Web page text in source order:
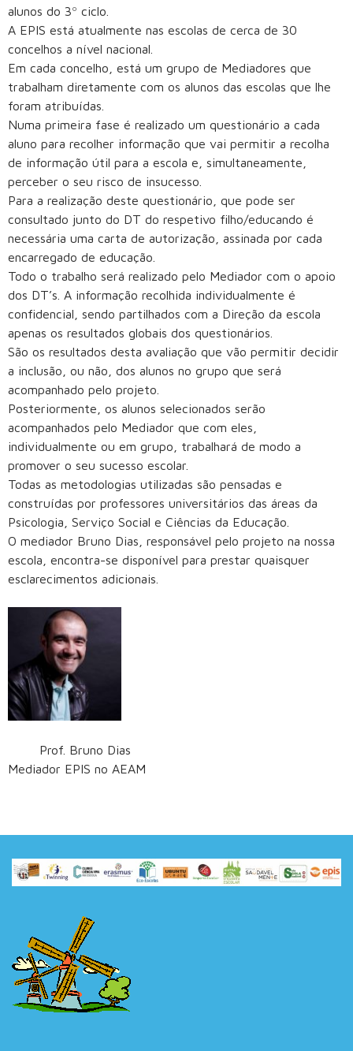
alunos do 3º ciclo.
A EPIS está atualmente nas escolas de cerca de 30
concelhos a nível nacional.
Em cada concelho, está um grupo de Mediadores que
trabalham diretamente com os alunos das escolas que lhe
foram atribuídas.
Numa primeira fase é realizado um questionário a cada
aluno para recolher informação que vai permitir a recolha
de informação útil para a escola e, simultaneamente,
perceber o seu risco de insucesso.
Para a realização deste questionário, que pode ser
consultado junto do DT do respetivo filho/educando é
necessária uma carta de autorização, assinada por cada
encarregado de educação.
Todo o trabalho será realizado pelo Mediador com o apoio
dos DT’s. A informação recolhida individualmente é
confidencial, sendo partilhados com a Direção da escola
apenas os resultados globais dos questionários.
São os resultados desta avaliação que vão permitir decidir
a inclusão, ou não, dos alunos no grupo que será
acompanhado pelo projeto.
Posteriormente, os alunos selecionados serão
acompanhados pelo Mediador que com eles,
individualmente ou em grupo, trabalhará de modo a
promover o seu sucesso escolar.
Todas as metodologias utilizadas são pensadas e
construídas por professores universitários das áreas da
Psicologia, Serviço Social e Ciências da Educação.
O mediador Bruno Dias, responsável pelo projeto na nossa
escola, encontra-se disponível para prestar quaisquer
esclarecimentos adicionais.
Prof. Bruno Dias
Mediador EPIS no AEAM